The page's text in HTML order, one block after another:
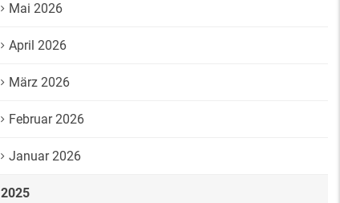
Mai 2026
April 2026
März 2026
Februar 2026
Januar 2026
2025